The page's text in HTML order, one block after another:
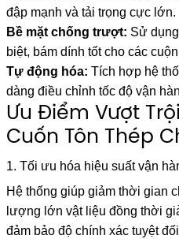
đập mạnh và tải trọng cực lớn.
Bề mặt chống trượt: Sử
biệt, bám dính tốt cho các
Tự động hóa: Tích hợp hệ
dàng điều chỉnh tốc độ vận
Ưu Điểm Vượt
Cuốn Tôn Thép
1. Tối ưu hóa hiệu suất vận
Hệ thống giúp giảm thời gian
lượng lớn vật liệu đồng thời
đảm bảo độ chính xác tuyệt